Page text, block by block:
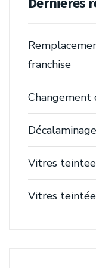
franchise
Changement
Vitres
Vitres